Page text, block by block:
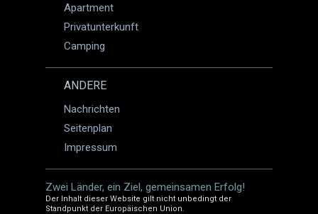
Apartment
Privatunterkunft
Camping
ANDERE
Nachrichten
Seitenplan
Impressum
Zwei Länder, ein Ziel, gemeinsamen Erfolg!
Der Inhalt dieser Website gilt nicht unbedingt der
Standpunkt der Europäischen Union.